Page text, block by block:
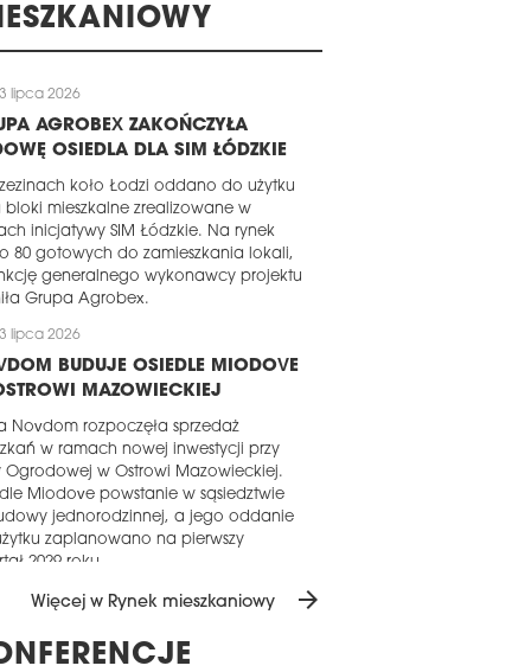
lipca 2026
AGROBEX ZAKOŃCZYŁA
OSIEDLA DLA SIM ŁÓDZKIE
koło Łodzi oddano do użytku
bloki mieszkalne zrealizowane w
inicjatywy SIM Łódzkie. Na rynek
80 gotowych do zamieszkania lokali,
generalnego wykonawcy projektu
Grupa Agrobex.
lipca 2026
BUDUJE OSIEDLE MIODOVE
MAZOWIECKIEJ
Novdom rozpoczęła sprzedaż
w ramach nowej inwestycji przy
Ogrodowej w Ostrowi Mazowieckiej.
Miodove powstanie w sąsiedztwie
jednorodzinnej, a jego oddanie
zaplanowano na pierwszy
2029 roku.
lipca 2026
SUROWYM ZAMKNIĘTYM
Więcej w Rynek mieszkaniowy arrow_forward